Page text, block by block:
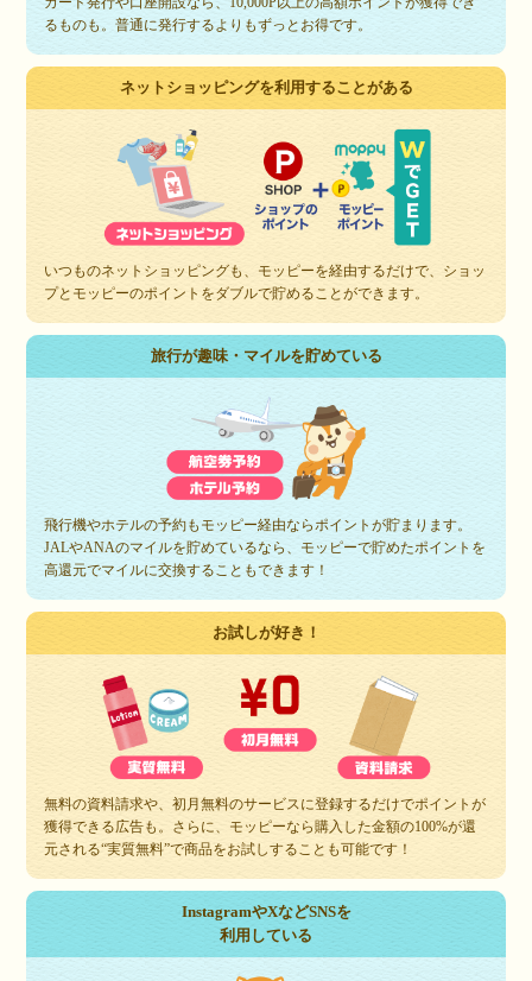
るものも。普通に発行するよりもずっとお得です。
ネットショッピングを利用することがある
いつものネットショッピングも、モッピーを経由するだけで、ショッ
プとモッピーのポイントをダブルで貯めることができます。
旅行が趣味・マイルを貯めている
飛行機やホテルの予約もモッピー経由ならポイントが貯まります。
JALやANAのマイルを貯めているなら、モッピーで貯めたポイントを
高還元でマイルに交換することもできます！
お試しが好き！
無料の資料請求や、初月無料のサービスに登録するだけでポイントが
獲得できる広告も。さらに、モッピーなら購入した金額の100%が還
元される“実質無料”で商品をお試しすることも可能です！
InstagramやXなどSNSを
利用している